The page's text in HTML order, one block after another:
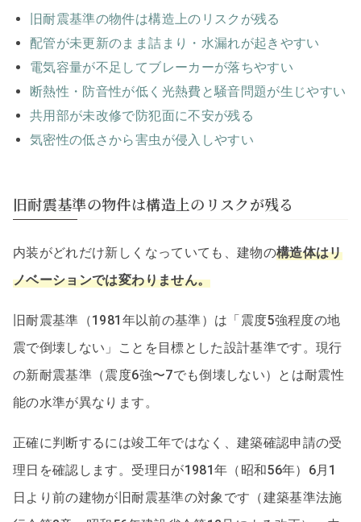
旧耐震基準の物件は構造上のリスクが残る
配管が未更新のまま詰まり・水漏れが起きやすい
電気容量が不足してブレーカーが落ちやすい
断熱性・防音性が低く光熱費と騒音問題が生じやすい
共用部が未改修で防犯面に不安が残る
気密性の低さから害虫が侵入しやすい
旧耐震基準の物件は構造上のリスクが残る
内装がどれだけ新しくなっていても、建物の構造体はリ
ノベーションでは変わりません。
旧耐震基準（1981年以前の基準）は「震度5強程度の地
震で倒壊しない」ことを目標とした設計基準です。現行
の新耐震基準（震度6強〜7でも倒壊しない）とは耐震性
能の水準が異なります。
正確に判断するには竣工年ではなく、建築確認申請の受
理日を確認します。受理日が1981年（昭和56年）6月1
日より前の建物が旧耐震基準の対象です（建築基準法施